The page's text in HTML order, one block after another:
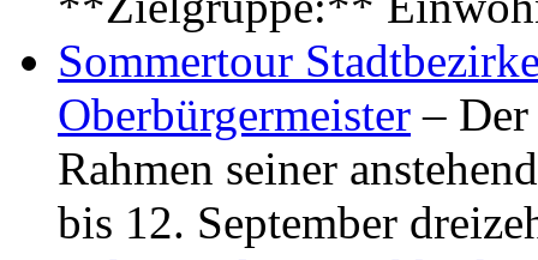
Sommertour
Oberbürgermeister –
Rahmen seiner
bis 12. September